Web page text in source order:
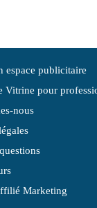
espace publicitaire
Vitrine pour
nous
Marketing